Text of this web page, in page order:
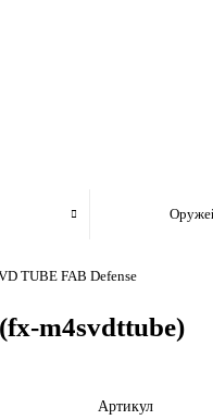
TUBE FAB Defense
m4svdttube)
Артикул